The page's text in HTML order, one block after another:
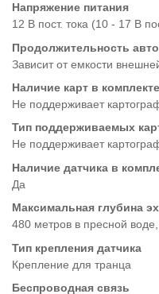
Напряжение питания
12 В пост. тока (10 - 17 В
Продолжительность
Зависит от емкости
Наличие карт в
Не поддерживает
Тип поддерживаемых
Не поддерживает
Наличие датчика в
Да
Максимальная глубина
480 метров в пресной
Тип крепления датчика
Крепление для транца
Беспроводная связь